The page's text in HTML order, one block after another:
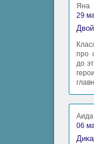
Яна
29
про
до
Аида
06